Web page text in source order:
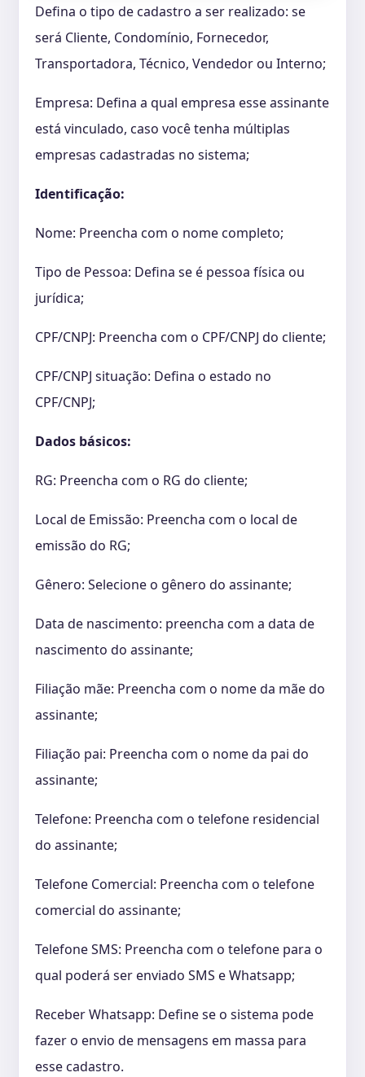
Defina o tipo de cadastro a ser realizado: se
será Cliente, Condomínio, Fornecedor,
Transportadora, Técnico, Vendedor ou Interno;
Empresa: Defina a qual empresa esse assinante
está vinculado, caso você tenha múltiplas
empresas cadastradas no sistema;
Identificação:
Nome: Preencha com o nome completo;
Tipo de Pessoa: Defina se é pessoa física ou
jurídica;
CPF/CNPJ: Preencha com o CPF/CNPJ do cliente;
CPF/CNPJ situação: Defina o estado no
CPF/CNPJ;
Dados básicos:
RG: Preencha com o RG do cliente;
Local de Emissão: Preencha com o local de
emissão do RG;
Gênero: Selecione o gênero do assinante;
Data de nascimento: preencha com a data de
nascimento do assinante;
Filiação mãe: Preencha com o nome da mãe do
assinante;
Filiação pai: Preencha com o nome da pai do
assinante;
Telefone: Preencha com o telefone residencial
do assinante;
Telefone Comercial: Preencha com o telefone
comercial do assinante;
Telefone SMS: Preencha com o telefone para o
qual poderá ser enviado SMS e Whatsapp;
Receber Whatsapp: Define se o sistema pode
fazer o envio de mensagens em massa para
esse cadastro.